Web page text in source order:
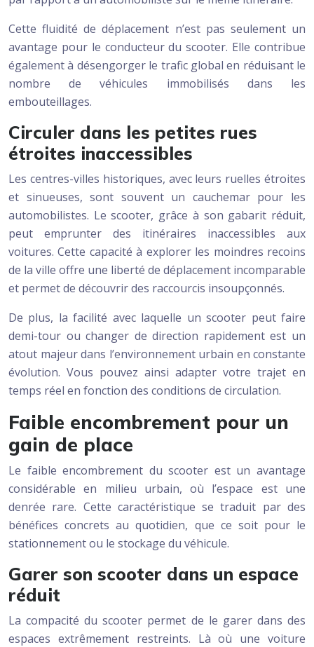
Cette fluidité de déplacement n’est pas seulement un
avantage pour le conducteur du scooter. Elle contribue
également à désengorger le trafic global en réduisant le
nombre de véhicules immobilisés dans les
embouteillages.
Circuler dans les petites rues
étroites inaccessibles
Les centres-villes historiques, avec leurs ruelles étroites
et sinueuses, sont souvent un cauchemar pour les
automobilistes. Le scooter, grâce à son gabarit réduit,
peut emprunter des itinéraires inaccessibles aux
voitures. Cette capacité à explorer les moindres recoins
de la ville offre une liberté de déplacement incomparable
et permet de découvrir des raccourcis insoupçonnés.
De plus, la facilité avec laquelle un scooter peut faire
demi-tour ou changer de direction rapidement est un
atout majeur dans l’environnement urbain en constante
évolution. Vous pouvez ainsi adapter votre trajet en
temps réel en fonction des conditions de circulation.
Faible encombrement pour un
gain de place
Le faible encombrement du scooter est un avantage
considérable en milieu urbain, où l’espace est une
denrée rare. Cette caractéristique se traduit par des
bénéfices concrets au quotidien, que ce soit pour le
stationnement ou le stockage du véhicule.
Garer son scooter dans un espace
réduit
La compacité du scooter permet de le garer dans des
espaces extrêmement restreints. Là où une voiture